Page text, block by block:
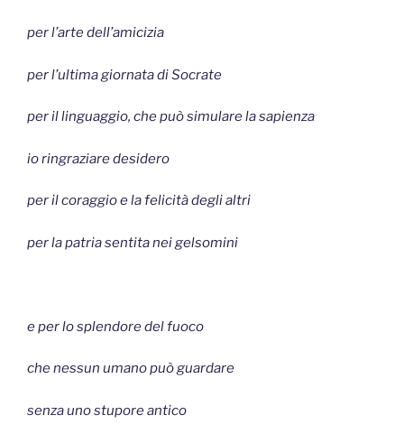
per l’arte dell’amicizia
per l’ultima giornata di Socrate
per il linguaggio, che può simulare la sapienza
io ringraziare desidero
per il coraggio e la felicità degli altri
per la patria sentita nei gelsomini
e per lo splendore del fuoco
che nessun umano può guardare
senza uno stupore antico